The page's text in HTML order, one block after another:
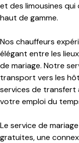
et des limousines
haut de gamme.
Nos chauffeurs
élégant entre les
de mariage. Notre
transport vers les
services de transfert
votre emploi du
Le service de
gratuites, une